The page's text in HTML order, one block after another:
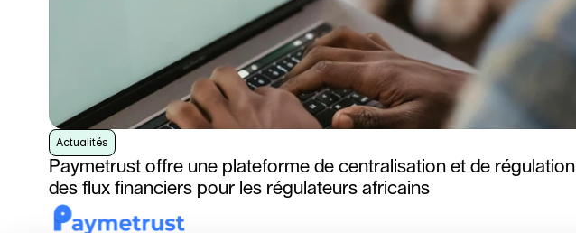
Actualités
Paymetrust offre une plateforme de centralisation et de régulation
des flux financiers pour les régulateurs africains